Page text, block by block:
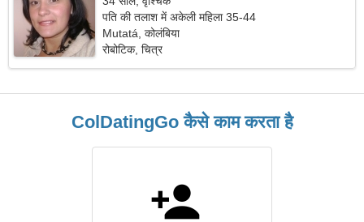
पति की तलाश में अकेली महिला 35-44
Mutatá, कोलंबिया
रोबोटिक, चित्र
ColDatingGo कैसे काम करता है